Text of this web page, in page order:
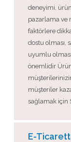
deneyimi,
pazarlama ve
faktörlere
dostu olması,
uyumlu
önemlidir
müşteriler
sağlamak için
E-